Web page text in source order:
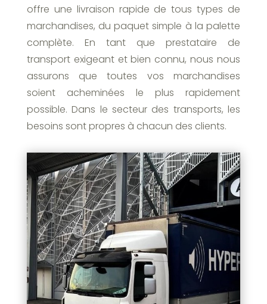
offre une livraison rapide de tous types de
marchandises, du paquet simple à la palette
complète. En tant que prestataire de
transport exigeant et bien connu, nous nous
assurons que toutes vos marchandises
soient acheminées le plus rapidement
possible. Dans le secteur des transports, les
besoins sont propres à chacun des clients.